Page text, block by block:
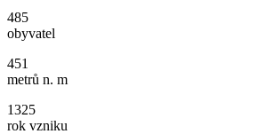
485
obyvatel
451
metrů n. m
1325
rok vzniku